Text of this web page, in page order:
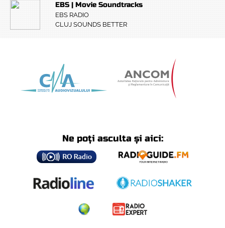
EBS | Movie Soundtracks
EBS RADIO
CLUJ SOUNDS BETTER
Ne poți asculta și aici: